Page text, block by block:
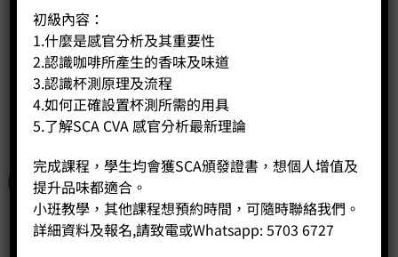
-
BUY NOW
特價
初級內容：
1.什麼是感官分析及其重要性
2.認識咖啡所產生的香味及味道
3.認識杯測原理及流程
4.如何正確設置杯測所需的用具
5.了解SCA CVA 感官分析最新理論
完成課程，學生均會獲SCA頒發證書，想個人增值及
提升品味都適合。
小班教學，其他課程想預約時間，可隨時聯絡我們。
詳細資料及報名,請致電或Whatsapp: 5703 6727